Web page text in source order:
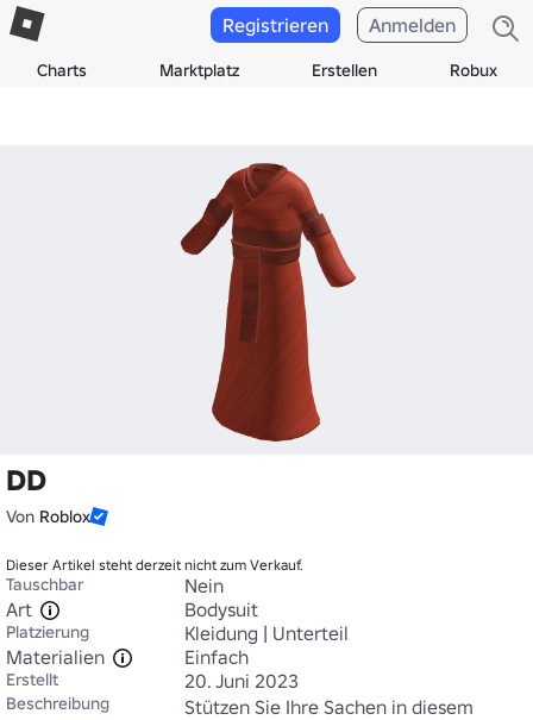
Charts Marktplatz Erstellen Robux
Registrieren Anmelden
DD
Von Roblox
Dieser Artikel steht derzeit nicht zum Verkauf.
Tauschbar
Nein
Art
Bodysuit
Platzierung
Kleidung | Unterteil
Materialien
Einfach
Erstellt 20. Juni 2023
Beschreibung
Stützen Sie Ihre Sachen in diesem